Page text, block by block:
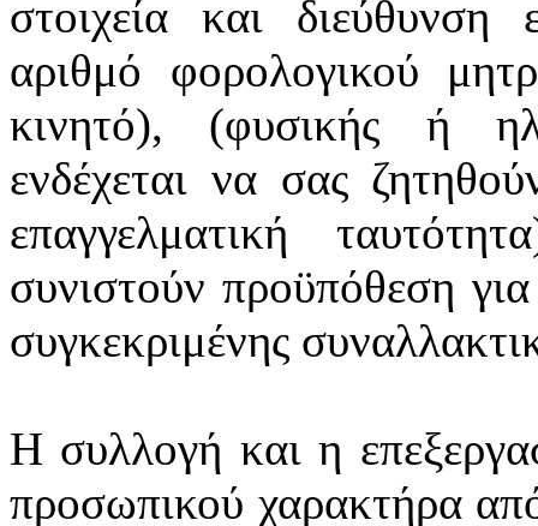
στοιχεία και διεύθυνση
αριθμό φορολογικού
κινητό), (φυσικής ή
ενδέχεται να σας
επαγγελματική
συνιστούν προϋπόθεση
συγκεκριμένης
Η συλλογή και η
προσωπικού χαρακτήρα